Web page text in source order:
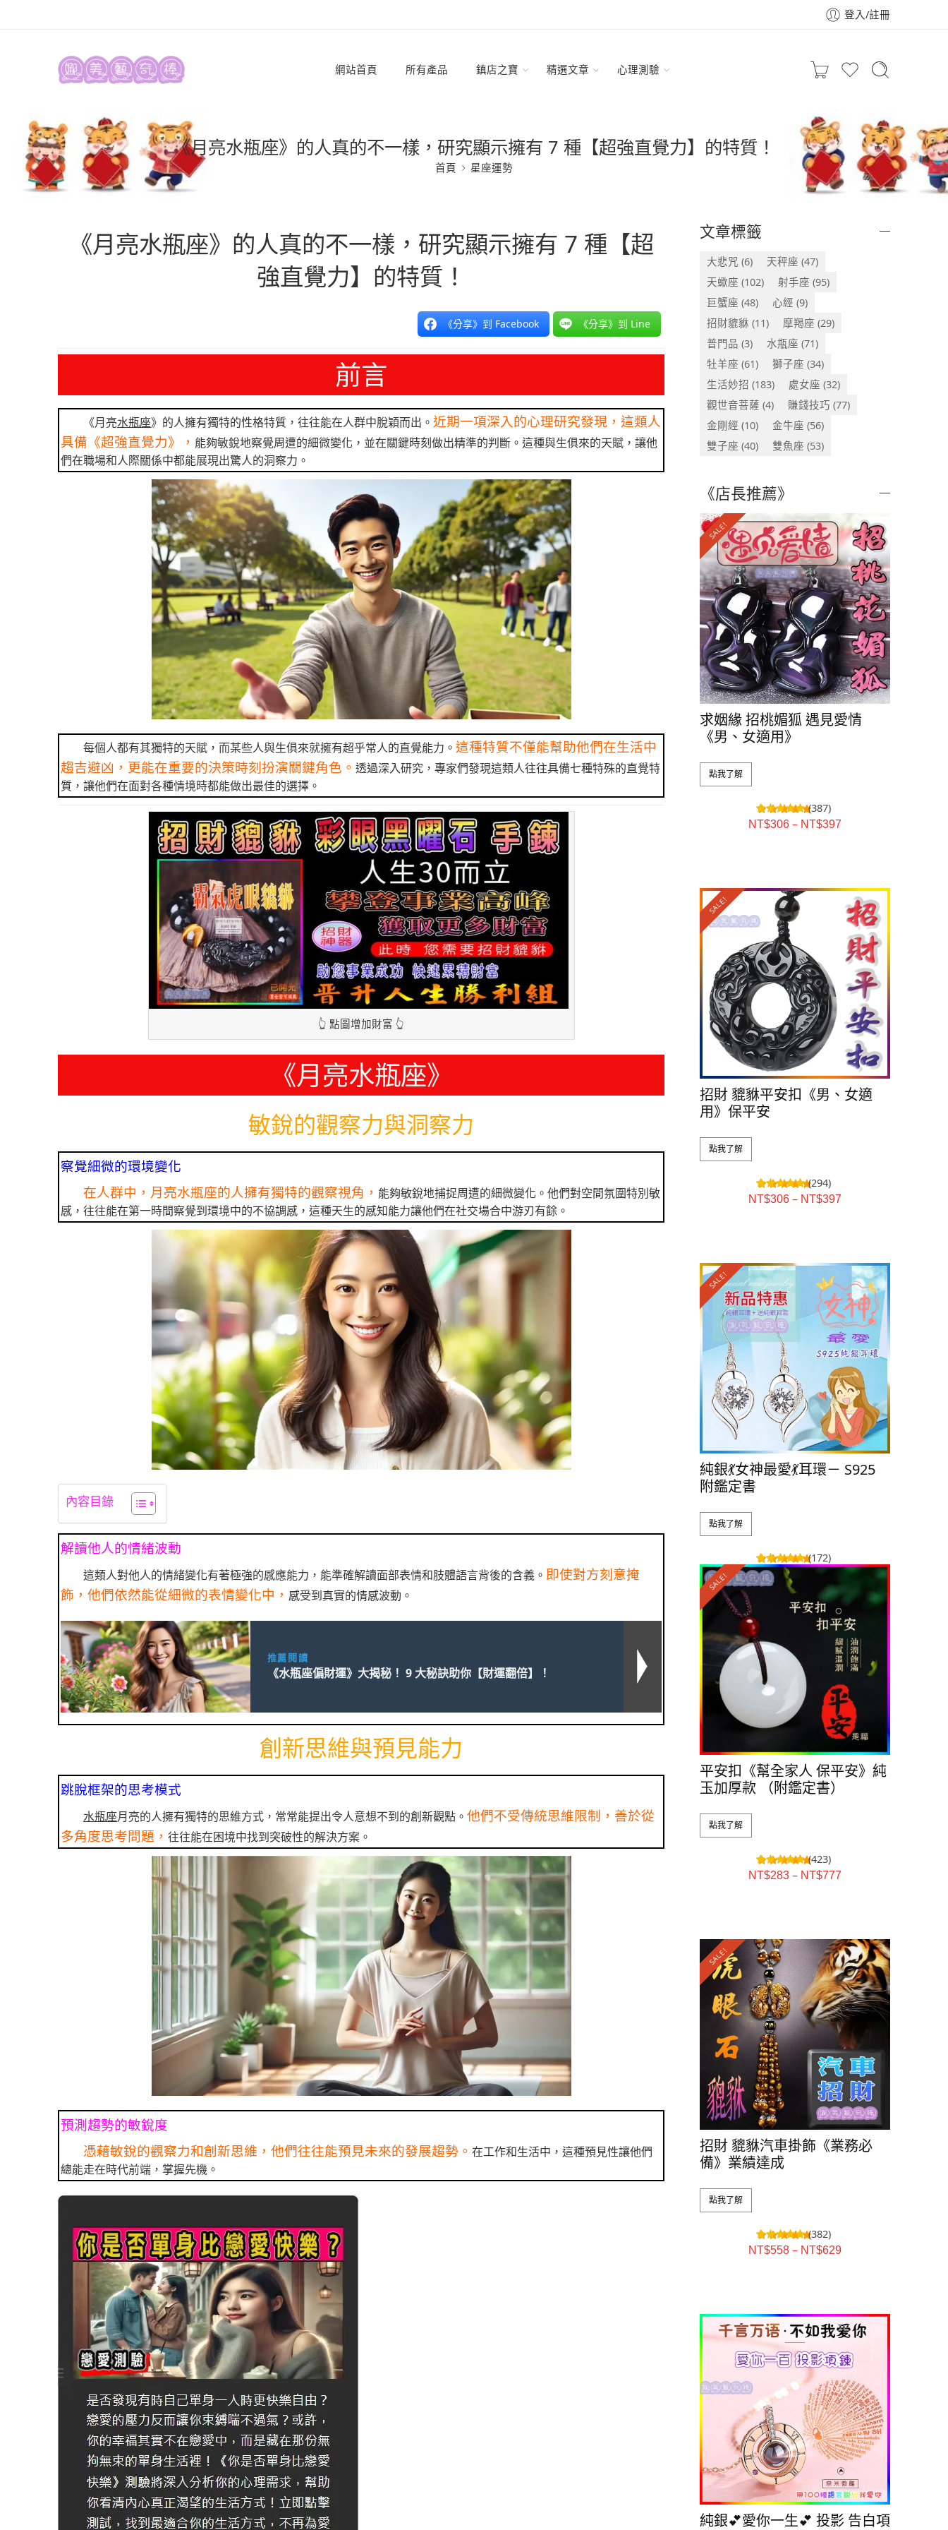
登入/註冊
網站首頁 所有產品 鎮店之寶 精選文章 心理測驗
《月亮水瓶座》的人真的不一樣，研究顯示擁有 7 種【超強直覺力】的特質！
首頁 星座運勢
《月亮水瓶座》的人真的不一樣，研究顯示擁有 7 種【超
強直覺力】的特質！
《分享》到 Facebook 《分享》到 Line
前言
《月亮水瓶座》的人擁有獨特的性格特質，往往能在人群中脫穎而出。 近期一項深入的心理研究發現，這類人
具備《超強直覺力》， 能夠敏銳地察覺周遭的細微變化，並在關鍵時刻做出精準的判斷。這種與生俱來的天賦，讓他
們在職場和人際關係中都能展現出驚人的洞察力。
每個人都有其獨特的天賦，而某些人與生俱來就擁有超乎常人的直覺能力。 這種特質不僅能幫助他們在生活中
趨吉避凶，更能在重要的決策時刻扮演關鍵角色。 透過深入研究，專家們發現這類人往往具備七種特殊的直覺特
質，讓他們在面對各種情境時都能做出最佳的選擇。
👆 點圖增加財富 👆
《月亮水瓶座》
敏銳的觀察力與洞察力
察覺細微的環境變化
在人群中，月亮水瓶座的人擁有獨特的觀察視角， 能夠敏銳地捕捉周遭的細微變化。他們對空間氛圍特別敏
感，往往能在第一時間察覺到環境中的不協調感，這種天生的感知能力讓他們在社交場合中游刃有餘。
內容目錄
解讀他人的情緒波動
這類人對他人的情緒變化有著極強的感應能力，能準確解讀面部表情和肢體語言背後的含義。 即使對方刻意掩
飾，他們依然能從細微的表情變化中， 感受到真實的情感波動。
推薦閱讀
《水瓶座偏財運》大揭秘！ 9 大秘訣助你【財運翻倍】！
創新思維與預見能力
跳脫框架的思考模式
水瓶座月亮的人擁有獨特的思維方式，常常能提出令人意想不到的創新觀點。 他們不受傳統思維限制，善於從
多角度思考問題， 往往能在困境中找到突破性的解決方案。
預測趨勢的敏銳度
憑藉敏銳的觀察力和創新思維，他們往往能預見未來的發展趨勢。 在工作和生活中，這種預見性讓他們
總能走在時代前端，掌握先機。
文章標籤
大悲咒 (6) 天秤座 (47)
天蠍座 (102) 射手座 (95)
巨蟹座 (48) 心經 (9)
招財貔貅 (11) 摩羯座 (29)
普門品 (3) 水瓶座 (71)
牡羊座 (61) 獅子座 (34)
生活妙招 (183) 處女座 (32)
觀世音菩薩 (4) 賺錢技巧 (77)
金剛經 (10) 金牛座 (56)
雙子座 (40) 雙魚座 (53)
《店長推薦》
SALE!
求姻緣 招桃媚狐 遇見愛情
《男、女適用》
點我了解
(387)
NT$306 – NT$397
SALE!
招財 貔貅平安扣《男、女適
用》保平安
點我了解
(294)
NT$306 – NT$397
SALE!
純銀💃女神最愛💃耳環－ S925
附鑑定書
點我了解
(172)
SALE!
平安扣《幫全家人 保平安》純
玉加厚款 （附鑑定書）
點我了解
(423)
NT$283 – NT$777
SALE!
招財 貔貅汽車掛飾《業務必
備》業績達成
點我了解
(382)
NT$558 – NT$629
純銀💕愛你一生💕 投影 告白項